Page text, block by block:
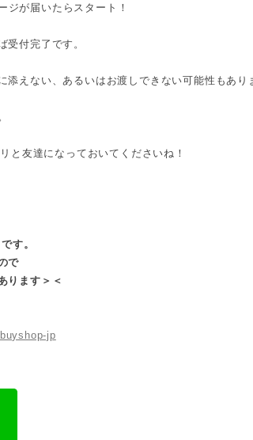
が届いたらスタート！
受付完了です。
添えない、あるいはお渡しできない可能性もあり
と友達になっておいてくださいね！
す。
で
ります＞＜
jp